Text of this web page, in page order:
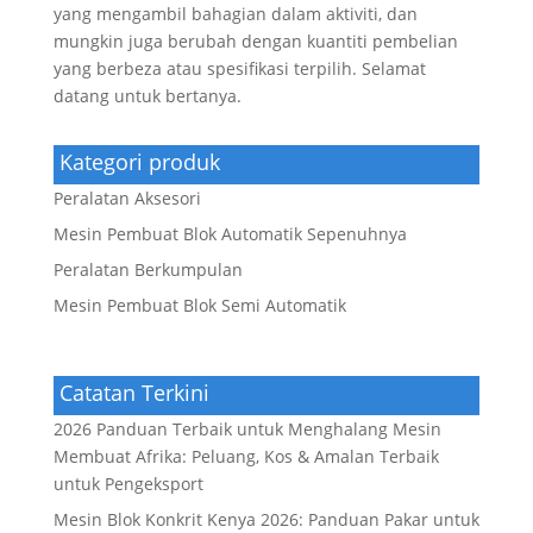
yang mengambil bahagian dalam aktiviti, dan
mungkin juga berubah dengan kuantiti pembelian
yang berbeza atau spesifikasi terpilih. Selamat
datang untuk bertanya.
Kategori produk
Peralatan Aksesori
Mesin Pembuat Blok Automatik Sepenuhnya
Peralatan Berkumpulan
Mesin Pembuat Blok Semi Automatik
Catatan Terkini
2026 Panduan Terbaik untuk Menghalang Mesin
Membuat Afrika: Peluang, Kos & Amalan Terbaik
untuk Pengeksport
Mesin Blok Konkrit Kenya 2026: Panduan Pakar untuk